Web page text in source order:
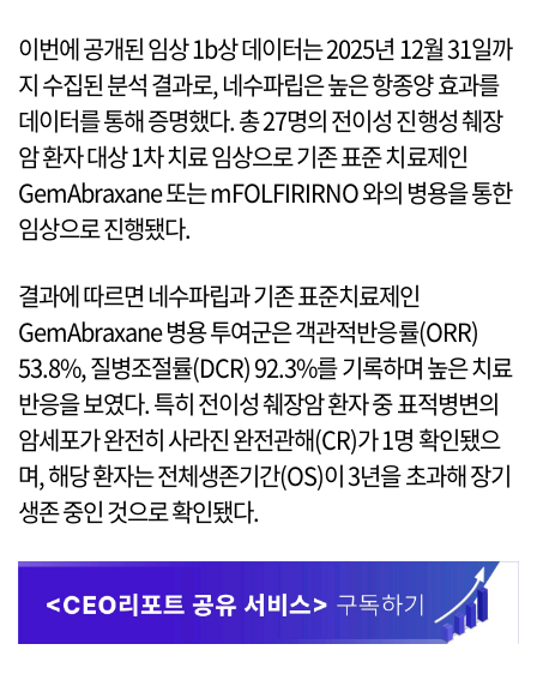
이번에 공개된 임상 1b상 데이터는 2025년 12월 31일까
지 수집된 분석 결과로, 네수파립은 높은 항종양 효과를
데이터를 통해 증명했다. 총 27명의 전이성 진행성 췌장
암 환자 대상 1차 치료 임상으로 기존 표준 치료제인
GemAbraxane 또는 mFOLFIRIRNO 와의 병용을 통한
임상으로 진행됐다.
결과에 따르면 네수파립과 기존 표준치료제인
GemAbraxane 병용 투여군은 객관적반응률(ORR)
53.8%, 질병조절률(DCR) 92.3%를 기록하며 높은 치료
반응을 보였다. 특히 전이성 췌장암 환자 중 표적병변의
암세포가 완전히 사라진 완전관해(CR)가 1명 확인됐으
며, 해당 환자는 전체생존기간(OS)이 3년을 초과해 장기
생존 중인 것으로 확인됐다.